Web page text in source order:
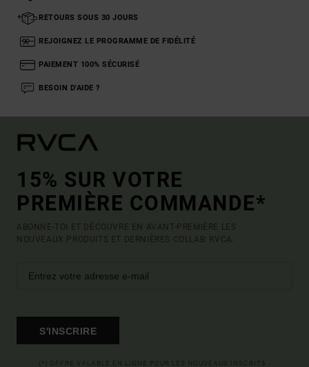
RETOURS SOUS 30 JOURS
REJOIGNEZ LE PROGRAMME DE FIDÉLITÉ
PAIEMENT 100% SÉCURISÉ
BESOIN D'AIDE ?
15% SUR VOTRE
PREMIÈRE COMMANDE*
ABONNE-TOI ET DÉCOUVRE EN AVANT-PREMIÈRE LES
NOUVEAUX PRODUITS ET DERNIÈRES COLLAB' RVCA.
S'INSCRIRE